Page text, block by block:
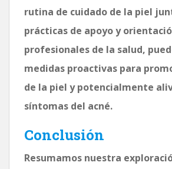
rutina de cuidado de la piel
prácticas de apoyo y
profesionales de la salud,
medidas proactivas para
de la piel y potencialmente
síntomas del acné.
Conclusión
Resumamos nuestra